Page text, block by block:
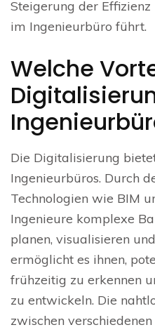
Steigerung der
im Ingenieurbüro führt.
Welche
Die Digitalisierung
Ingenieurbüros. Durch
Technologien wie BIM
Ingenieure komplexe
planen, visualisieren
ermöglicht es ihnen,
frühzeitig zu erkennen
zu entwickeln. Die
zwischen